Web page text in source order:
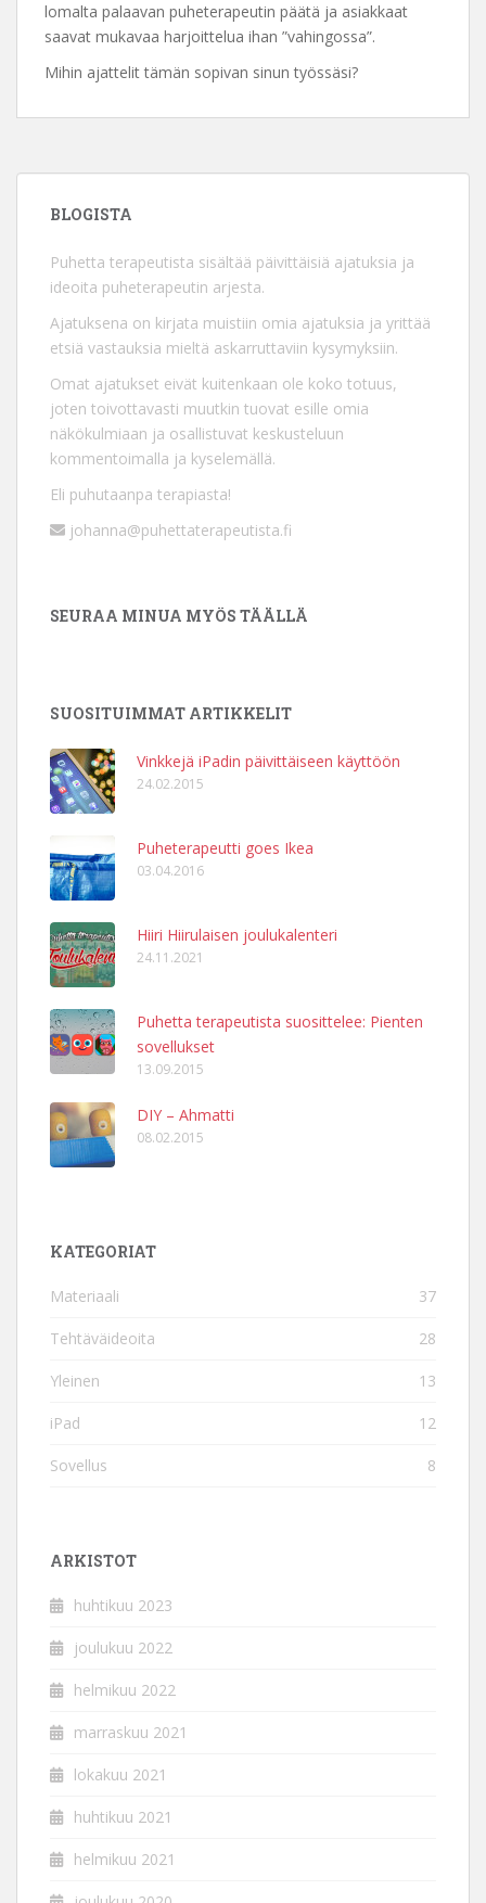
lomalta palaavan puheterapeutin päätä ja asiakkaat
saavat mukavaa harjoittelua ihan ”vahingossa”.
Mihin ajattelit tämän sopivan sinun työssäsi?
BLOGISTA
Puhetta terapeutista sisältää päivittäisiä ajatuksia ja
ideoita puheterapeutin arjesta.
Ajatuksena on kirjata muistiin omia ajatuksia ja yrittää
etsiä vastauksia mieltä askarruttaviin kysymyksiin.
Omat ajatukset eivät kuitenkaan ole koko totuus,
joten toivottavasti muutkin tuovat esille omia
näkökulmiaan ja osallistuvat keskusteluun
kommentoimalla ja kyselemällä.
Eli puhutaanpa terapiasta!
johanna@puhettaterapeutista.fi
SEURAA MINUA MYÖS TÄÄLLÄ
SUOSITUIMMAT ARTIKKELIT
Vinkkejä iPadin päivittäiseen käyttöön
24.02.2015
Puheterapeutti goes Ikea
03.04.2016
Hiiri Hiirulaisen joulukalenteri
24.11.2021
Puhetta terapeutista suosittelee: Pienten
sovellukset
13.09.2015
DIY – Ahmatti
08.02.2015
KATEGORIAT
Materiaali 37
Tehtäväideoita 28
Yleinen 13
iPad 12
Sovellus 8
ARKISTOT
huhtikuu 2023
joulukuu 2022
helmikuu 2022
marraskuu 2021
lokakuu 2021
huhtikuu 2021
helmikuu 2021